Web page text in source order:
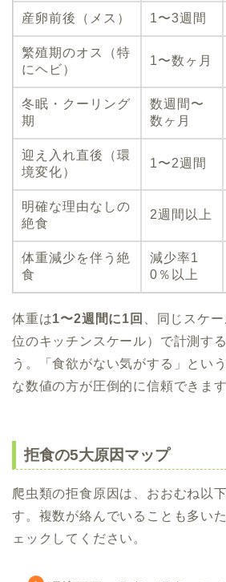
産卵前後（メス） 1〜3週間
繁殖期のオス（特
にヘビ）
1〜数ヶ月
冬眠・クーリング
期
数週間〜
数ヶ月
迎え入れ直後（環
境変化）
1〜2週間
明確な理由なしの
絶食
2週間以上
体重減少を伴う絶
食
減少率1
0％以上
体重は1〜2週間に1回
、同じスケ
位のキッチンスケール）で計測す
う。「食欲がない気がする」とい
な数値の方が圧倒的に信頼できます
拒食の5大原因マップ
爬虫類の拒食原因は、おおむね以
す。複数が絡んでいることも多い
ェックしてください。